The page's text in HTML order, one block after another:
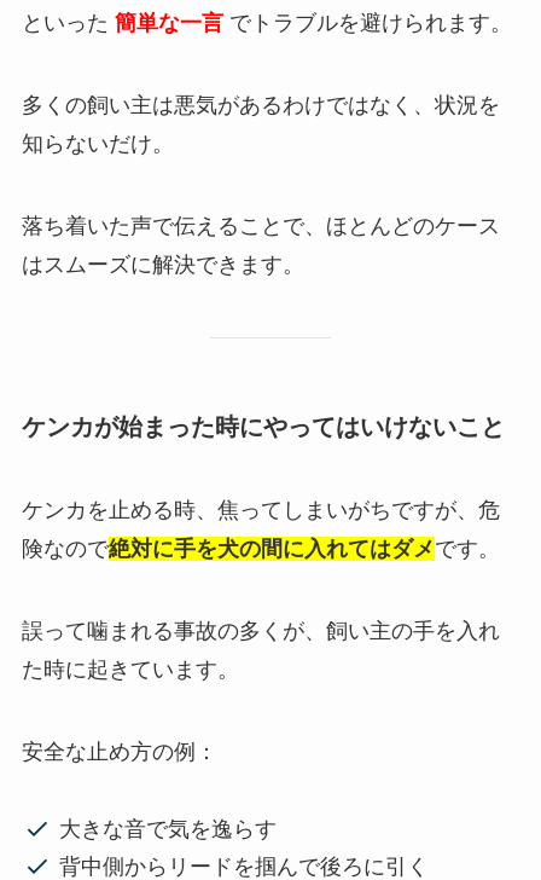
といった 簡単な一言でトラブルを避けられます。
多くの飼い主は悪気があるわけではなく、状況を
知らないだけ。
落ち着いた声で伝えることで、ほとんどのケース
はスムーズに解決できます。
ケンカが始まった時にやってはいけないこと
ケンカを止める時、焦ってしまいがちですが、危
険なので絶対に手を犬の間に入れてはダメです。
誤って噛まれる事故の多くが、飼い主の手を入れ
た時に起きています。
安全な止め方の例：
大きな音で気を逸らす
背中側からリードを掴んで後ろに引く